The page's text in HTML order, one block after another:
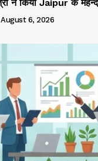
ने किया Jaipur के
August 6, 2026